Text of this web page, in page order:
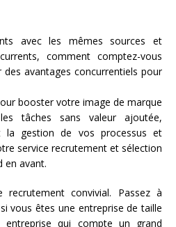
avec les mêmes sources et
comment comptez-vous
avantages concurrentiels pour
booster votre image de marque
tâches sans valeur ajoutée,
la gestion de vos processus et
service recrutement et sélection
en avant.
convivial. Passez à
vous êtes une entreprise de taille
qui compte un grand